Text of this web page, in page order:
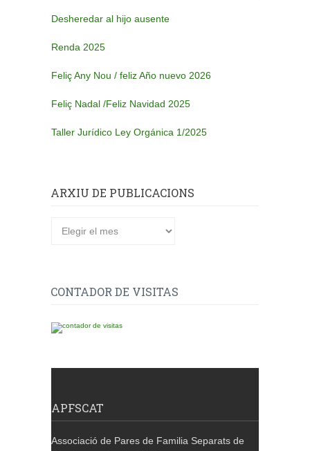
Desheredar al hijo ausente
Renda 2025
Feliç Any Nou / feliz Año nuevo 2026
Feliç Nadal /Feliz Navidad 2025
Taller Jurídico Ley Orgánica 1/2025
ARXIU DE PUBLICACIONS
CONTADOR DE VISITAS
APFSCAT
Associació de Pares de Familia Separats de